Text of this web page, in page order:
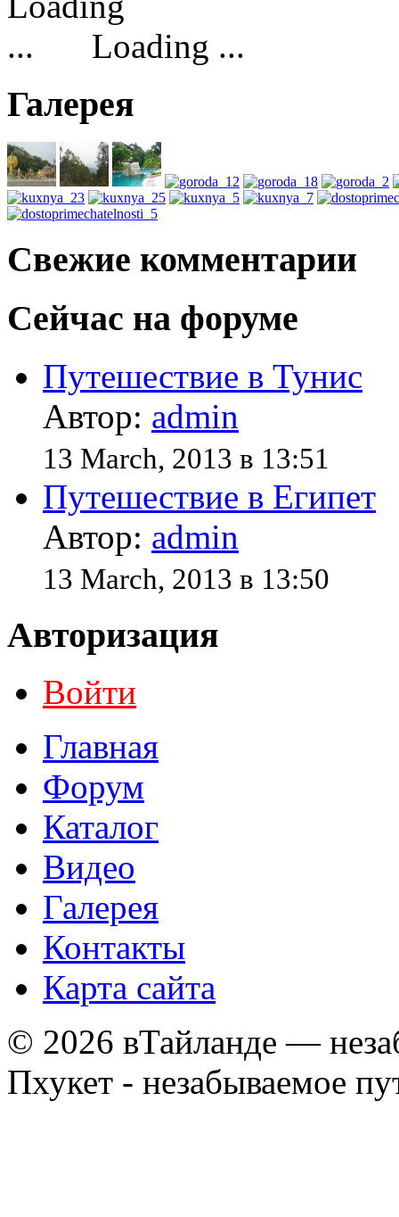
Loading ...
Галерея
Свежие комментарии
Сейчас на форуме
Путешествие в Тунис
Автор: admin
13 March, 2013 в 13:51
Путешествие в Египет
Автор: admin
13 March, 2013 в 13:50
Авторизация
Войти
Главная
Форум
Каталог
Видео
Галерея
Контакты
Карта сайта
© 2026 вТайланде —
Пхукет - незабываемое